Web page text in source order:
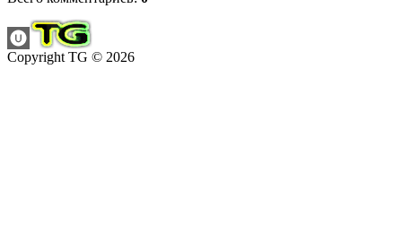
Copyright TG © 2026